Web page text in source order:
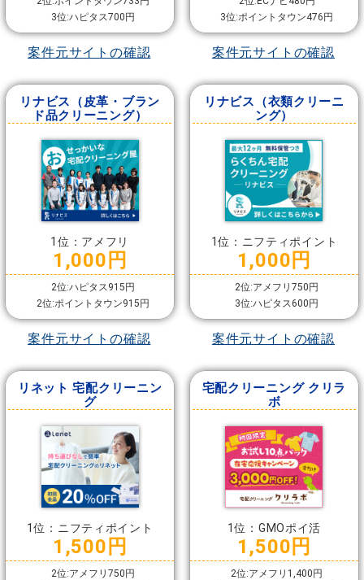
3位:ハピタス700円
案件元サイトの確認
3位:ポイントタウン476円
案件元サイトの確認
リナビス（皮革・ブラン
ド品クリーニング）
1位：アメフリ
1,000円
2位:ハピタス915円
2位:ポイントタウン915円
案件元サイトの確認
リナビス（衣類クリーニ
ング）
1位：ニフティポイント
1,000円
2位:アメフリ750円
3位:ハピタス600円
案件元サイトの確認
リネット 宅配クリーニン
グ
1位：ニフティポイント
1,500円
2位:アメフリ750円
宅配クリーニング クリラ
ボ
1位：GMOポイ活
1,500円
2位:アメフリ1,400円